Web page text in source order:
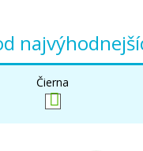
Čierna